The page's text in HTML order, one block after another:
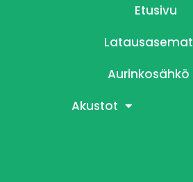
Etusivu
Latausasemat
Aurinkosähkö
Akustot